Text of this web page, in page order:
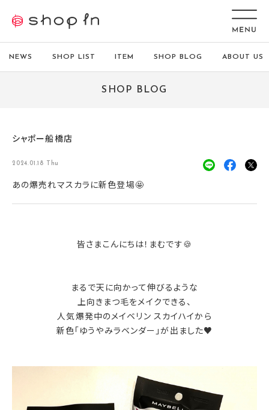
NEWS SHOP LIST ITEM SHOP BLOG ABOUT US
SHOP BLOG
シャポー船橋店
2024.01.18 Thu
あの爆売れマスカラに新色登場🤩
皆さまこんにちは！まむです🍪
まるで天に向かって伸びるような
上向きまつ毛をメイクできる、
人気爆発中のメイベリン スカイハイから
新色「ゆうやみラベンダー」が出ました♥